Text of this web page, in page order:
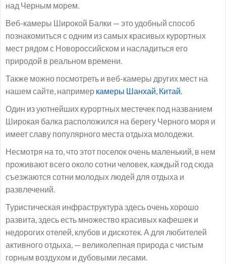
над Черным морем.
Веб-камеры Широкой Балки — это удобный способ
познакомиться с одним из самых красивых курортных
мест рядом с Новороссийском и насладиться его
природой в реальном времени.
Также можно посмотреть и веб-камеры других мест на
нашем сайте, например камеры Шанхай, Китай.
Один из уютнейших курортных местечек под названием
Широкая балка расположился на берегу Черного моря и
имеет славу популярного места отдыха молодежи.
Несмотря на то, что этот поселок очень маленький, в нем
проживают всего около сотни человек, каждый год сюда
съезжаются сотни молодых людей для отдыха и
развлечений.
Туристическая инфраструктура здесь очень хорошо
развита, здесь есть множество красивых кафешек и
недорогих отелей, клубов и дискотек. А для любителей
активного отдыха, — великолепная природа с чистым
горным воздухом и дубовыми лесами.